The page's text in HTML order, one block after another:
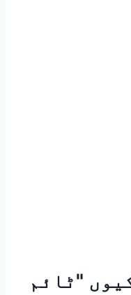
2026: کیوں "ٹائم